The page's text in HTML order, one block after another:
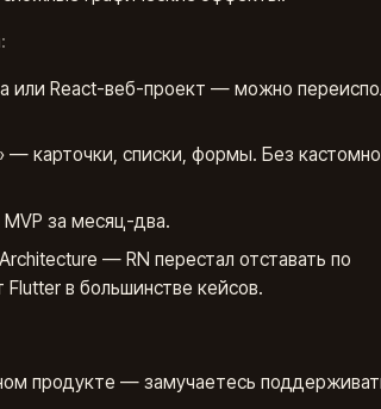
или React-веб-проект — можно
— карточки, списки, формы. Без
за месяц-два.
— RN перестал отставать по
в большинстве кейсов.
продукте — замучаетесь